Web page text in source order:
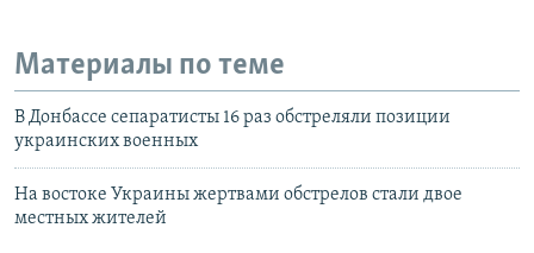
Материалы по теме
В Донбассе сепаратисты 16 раз обстреляли позиции
украинских военных
На востоке Украины жертвами обстрелов стали двое
местных жителей